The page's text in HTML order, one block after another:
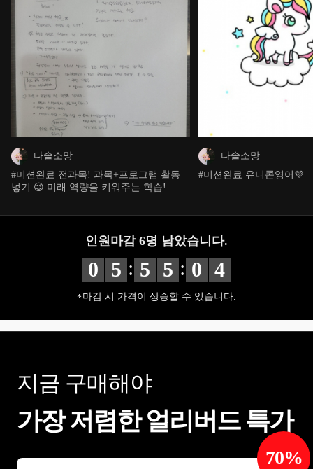
다솔소망
#미션완료 전과목! 과목+프로그램 활동
넣기 😉 미래 역량을 키워주는 학습!
다솔소망
#미션완료 유니콘영어💜
인원마감 6명 남았습니다.
0 5 : 5 5 : 0 2
마감 시 가격이 상승할 수 있습니다.
지금 구매해야
가장 저렴한 얼리버드 특가
70%